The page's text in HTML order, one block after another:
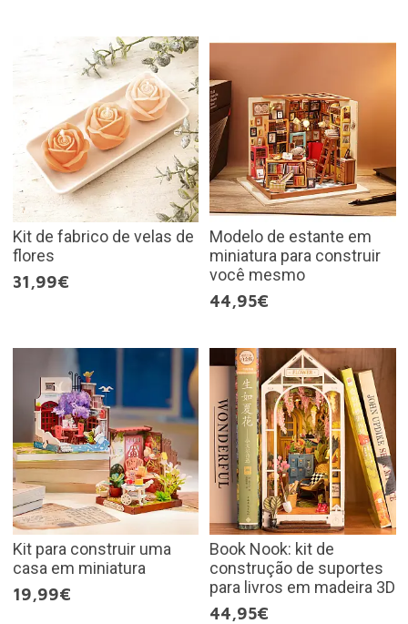
Kit de fabrico de velas de
flores
31,99€
Modelo de estante em
miniatura para construir
você mesmo
44,95€
Kit para construir uma
casa em miniatura
19,99€
Book Nook: kit de
construção de suportes
para livros em madeira 3D
44,95€